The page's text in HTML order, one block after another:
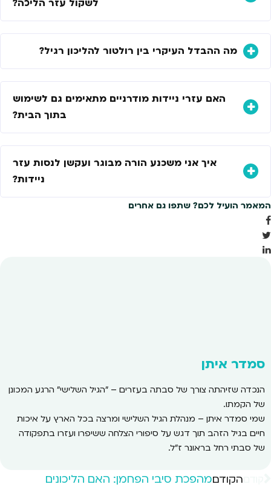
לשקול עזר הליכה?
מה ההבדל העיקרי בין רולטור להליכון רגיל?
האם עזרי ניידות מודרניים מתאימים גם לשימוש
בתוך הבית?
איך אני משכנע הורה מבוגר ועקשן לנסות עזר
ניידות?
המאמר הועיל לכם? שתפו גם אחרים
סמדר איתן
הנכדה שזיהתה צורך של סבתה בעזרים – "הגיל השלישי" הרגע המכונן
של הקמתו.
שמי סמדר איתן – מנהלת הגיל השלישי ומרצה בכל הארץ על איכות
חיים בגיל הזהב תוך דגש על סיפורי הצלחה ששיפרו ועזרו בתפקודה
של סבתי רחל בראונר ז"ל.
הקודםמהפכת סיבי הפחמן: האם הליכונים